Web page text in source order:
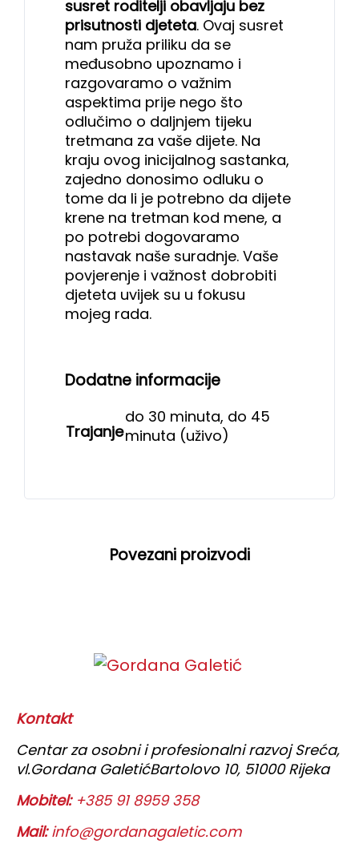
susret roditelji obavljaju bez
prisutnosti djeteta. Ovaj susret
nam pruža priliku da se
međusobno upoznamo i
razgovaramo o važnim
aspektima prije nego što
odlučimo o daljnjem tijeku
tretmana za vaše dijete. Na
kraju ovog inicijalnog sastanka,
zajedno donosimo odluku o
tome da li je potrebno da dijete
krene na tretman kod mene, a
po potrebi dogovaramo
nastavak naše suradnje. Vaše
povjerenje i važnost dobrobiti
djeteta uvijek su u fokusu
mojeg rada.
Dodatne informacije
Trajanje
do 30 minuta, do 45
minuta (uživo)
Povezani proizvodi
Kontakt
Centar za osobni i profesionalni razvoj Sreća,
vl.Gordana GaletićBartolovo 10, 51000 Rijeka
Mobitel: +385 91 8959 358
Mail: info@gordanagaletic.com